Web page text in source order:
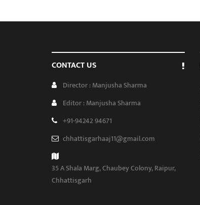
CONTACT US
Director : Manjusha Sharma
Editor : Manjusha Sharma
+91-94242 94671
chhattisgarhaaj11@gmail.com
35 A Shala Marg, Chaubey Colony, Raipur,
Chhattisgarh